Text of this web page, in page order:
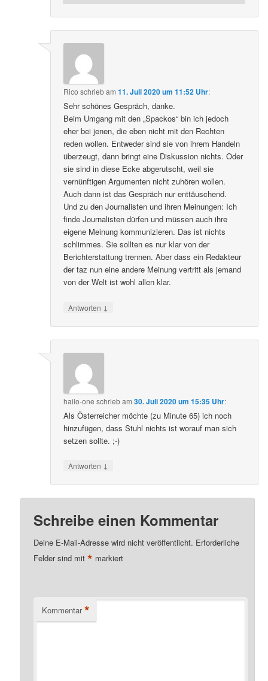
Rico schriebam11. Juli 2020 um 11:52 Uhr:
Sehr schönes Gespräch, danke.
Beim Umgang mit den „Spackos“ bin ich jedoch
eher bei jenen, die eben nicht mit den Rechten
reden wollen. Entweder sind sie von ihrem Handeln
überzeugt, dann bringt eine Diskussion nichts. Oder
sie sind in diese Ecke abgerutscht, weil sie
vernünftigen Argumenten nicht zuhören wollen.
Auch dann ist das Gespräch nur enttäuschend.
Und zu den Journalisten und ihren Meinungen: Ich
finde Journalisten dürfen und müssen auch ihre
eigene Meinung kommunizieren. Das ist nichts
schlimmes. Sie sollten es nur klar von der
Berichterstattung trennen. Aber dass ein Redakteur
der taz nun eine andere Meinung vertritt als jemand
von der Welt ist wohl allen klar.
Antworten ↓
hailo-one schriebam30. Juli 2020 um 15:35 Uhr:
Als Österreicher möchte (zu Minute 65) ich noch
hinzufügen, dass Stuhl nichts ist worauf man sich
setzen sollte. ;-)
Antworten ↓
Schreibe einen Kommentar
Deine E-Mail-Adresse wird nicht veröffentlicht. Erforderliche
Felder sind mit* markiert
Kommentar *